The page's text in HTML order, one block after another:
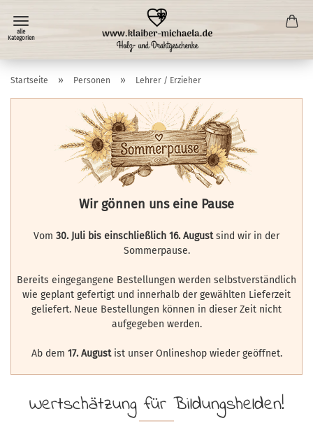
Startseite » Personen » Lehrer / Erzieher
Wir gönnen uns eine Pause
Vom 30. Juli bis einschließlich 16. Augustsind wir in der
Sommerpause.
Bereits eingegangene Bestellungen werden selbstverständlich
wie geplant gefertigt und innerhalb der gewählten Lieferzeit
geliefert. Neue Bestellungen können in dieser Zeit nicht
aufgegeben werden.
Ab dem 17. Augustist unser Onlineshop wieder geöffnet.
Wertschätzung für Bildungshelden!